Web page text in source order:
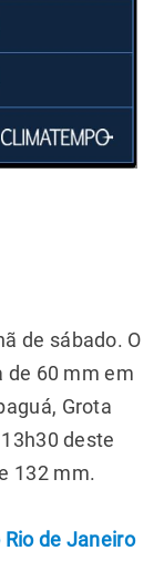
de sábado. O
de 60 mm em
Grota
deste
132 mm.
de Janeiro